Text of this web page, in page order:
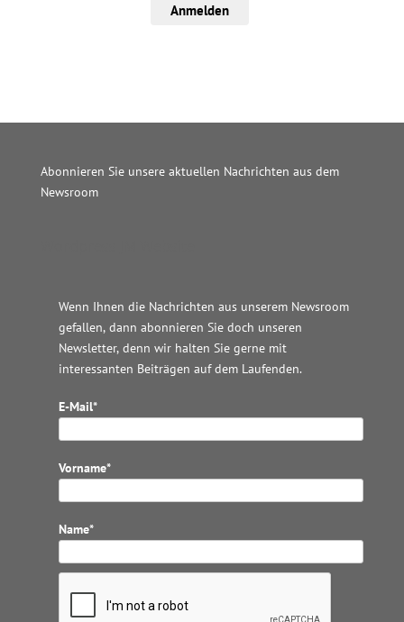
Anmelden
Abonnieren Sie unsere aktuellen Nachrichten aus dem
Newsroom
Wenn Ihnen die Nachrichten aus unserem Newsroom
gefallen, dann abonnieren Sie doch unseren
Newsletter, denn wir halten Sie gerne mit
interessanten Beiträgen auf dem Laufenden.
E-Mail*
Vorname*
Name*